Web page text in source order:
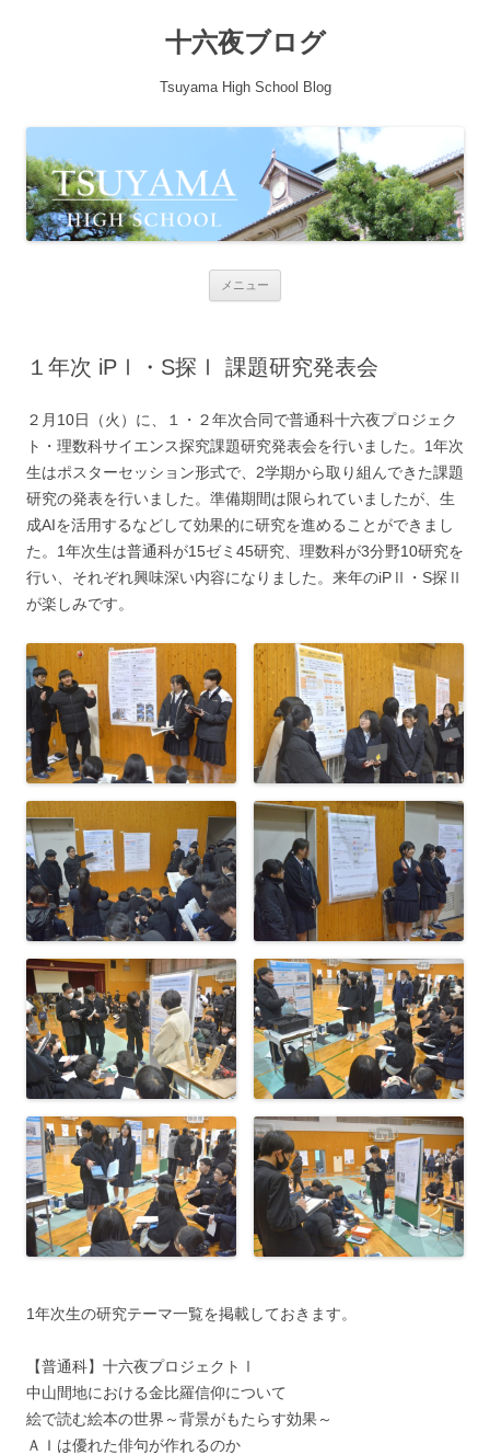
十六夜ブログ
Tsuyama High School Blog
メニュー
１年次 iPⅠ・S探Ⅰ 課題研究発表会
２月10日（火）に、１・２年次合同で普通科十六夜プロジェク
ト・理数科サイエンス探究課題研究発表会を行いました。1年次
生はポスターセッション形式で、2学期から取り組んできた課題
研究の発表を行いました。準備期間は限られていましたが、生
成AIを活用するなどして効果的に研究を進めることができまし
た。1年次生は普通科が15ゼミ45研究、理数科が3分野10研究を
行い、それぞれ興味深い内容になりました。来年のiPⅡ・S探Ⅱ
が楽しみです。
1年次生の研究テーマ一覧を掲載しておきます。
【普通科】十六夜プロジェクトⅠ
中山間地における金比羅信仰について
絵で読む絵本の世界～背景がもたらす効果～
ＡＩは優れた俳句が作れるのか